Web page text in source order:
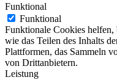
Funktional
Funktional
Funktionale Cookies helfen,
wie das Teilen des Inhalts
Plattformen, das Sammeln
von Drittanbietern.
Leistung